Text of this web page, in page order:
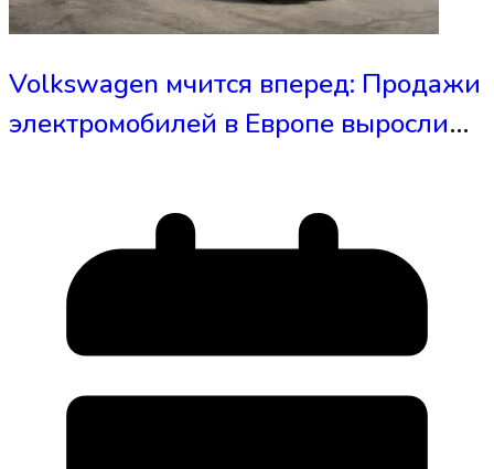
Volkswagen мчится вперед: Продажи
электромобилей в Европе выросли